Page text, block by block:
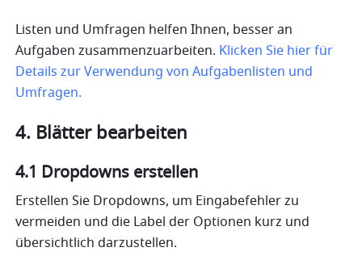
Listen und Umfragen helfen Ihnen, besser an
Aufgaben zusammenzuarbeiten. Klicken Sie hier für
Details zur Verwendung von Aufgabenlisten und
Umfragen.
4. Blätter bearbeiten
4.1 Dropdowns erstellen
Erstellen Sie Dropdowns, um Eingabefehler zu
vermeiden und die Label der Optionen kurz und
übersichtlich darzustellen.